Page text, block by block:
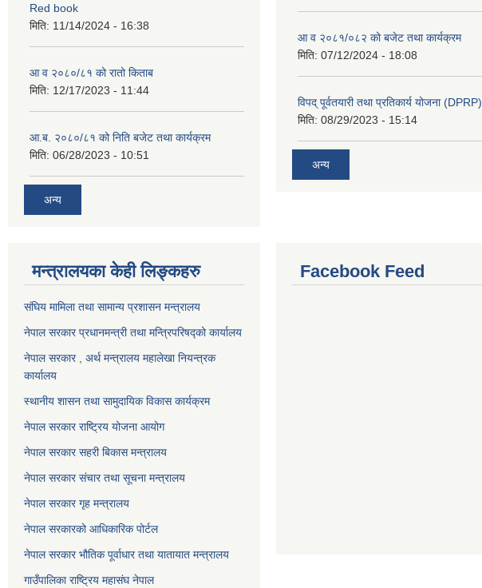
Red book
मिति: 11/14/2024 - 16:38
आ व २०८०/८१ को रातो किताब
मिति: 12/17/2023 - 11:44
आ.ब. २०८०/८१ को निति बजेट तथा कार्यक्रम
मिति: 06/28/2023 - 10:51
अन्य
आ व २०८१/०८२ को बजेट तथा कार्यक्रम
मिति: 07/12/2024 - 18:08
विपद् पूर्वतयारी तथा प्रतिकार्य योजना (DPRP)
मिति: 08/29/2023 - 15:14
अन्य
मन्त्रालयका केही लिङ्कहरु
संघिय मामिला तथा सामान्य प्रशासन मन्त्रालय
नेपाल सरकार प्रधानमन्त्री तथा मन्त्रिपरिषद्को कार्यालय
नेपाल सरकार , अर्थ मन्त्रालय महालेखा नियन्त्रक
कार्यालय
स्थानीय शासन तथा सामुदायिक विकास कार्यक्रम
नेपाल सरकार राष्ट्रिय योजना आयोग
नेपाल सरकार सहरी बिकास मन्त्रालय
नेपाल सरकार संचार तथा सूचना मन्त्रालय
नेपाल सरकार गृह मन्त्रालय
नेपाल सरकारको आधिकारिक पोर्टल
नेपाल सरकार भौतिक पूर्वाधार तथा यातायात मन्त्रालय
गाउँपालिका राष्ट्रिय महासंघ नेपाल
Facebook Feed